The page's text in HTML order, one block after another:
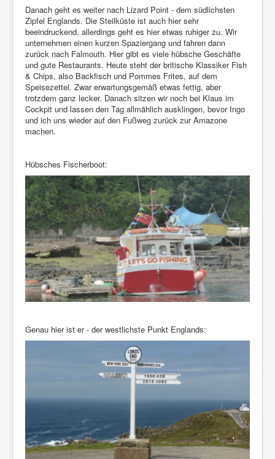
Danach geht es weiter nach Lizard Point - dem südlichsten
Zipfel Englands. Die Steilküste ist auch hier sehr
beeindruckend, allerdings geht es hier etwas ruhiger zu. Wir
unternehmen einen kurzen Spaziergang und fahren dann
zurück nach Falmouth. Hier gibt es viele hübsche Geschäfte
und gute Restaurants. Heute steht der britische Klassiker Fish
& Chips, also Backfisch und Pommes Frites, auf dem
Speisezettel. Zwar erwartungsgemäß etwas fettig, aber
trotzdem ganz lecker. Danach sitzen wir noch bei Klaus im
Cockpit und lassen den Tag allmählich ausklingen, bevor Ingo
und ich uns wieder auf den Fußweg zurück zur Amazone
machen.
Hübsches Fischerboot:
Genau hier ist er - der westlichste Punkt Englands: